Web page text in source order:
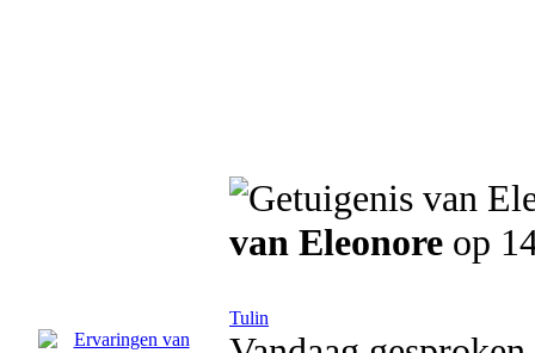
van Eleonore op
Tulin